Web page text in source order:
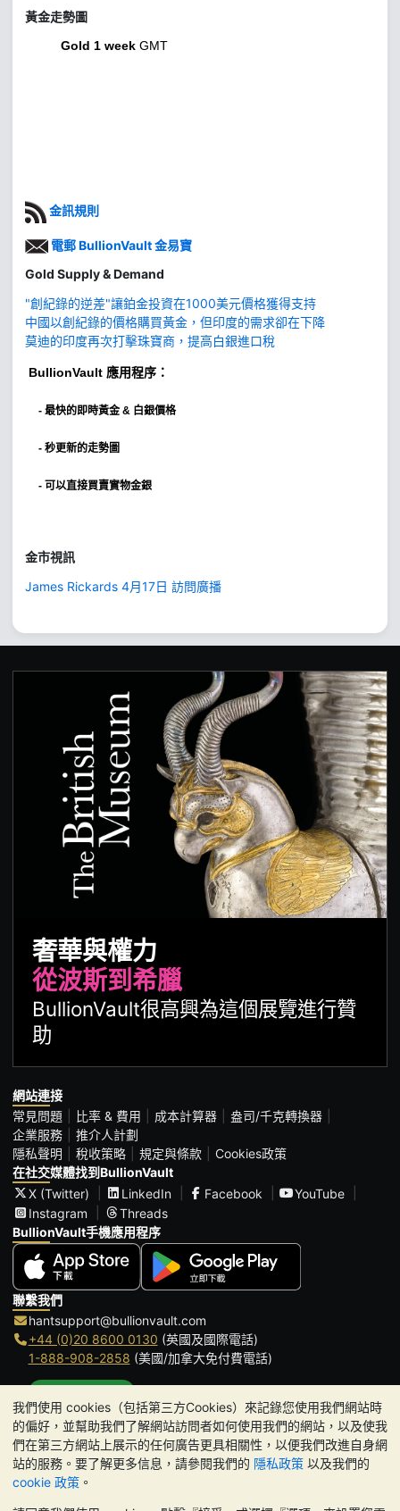
我們使用 cookies（包括第三方Cookies）來記錄您使用我們網站時
的偏好，並幫助我們了解網站訪問者如何使用我們的網站，以及使我
們在第三方網站上展示的任何廣告更具相關性，以便我們改進自身網
站的服務。要了解更多信息，請參閱我們的 隱私政策 以及我們的
cookie 政策 。
黃金走勢圖
Gold 1 week GMT
金訊規則
電郵 BullionVault 金易寶
Gold Supply & Demand
"創紀錄的逆差"讓鉑金投資在1000美元價格獲得支持
中國以創紀錄的價格購買黃金，但印度的需求卻在下降
莫迪的印度再次打擊珠寶商，提高白銀進口稅
BullionVault 應用程序：
- 最快的即時黃金 & 白銀價格
- 秒更新的走勢圖
- 可以直接買賣實物金銀
金市視訊
James Rickards 4月17日 訪問廣播
奢華與權力
從波斯到希臘
BullionVault很高興為這個展覽進行贊
助
網站連接
常見問題
比率 & 費用 成本計算器
盎司/千克轉換器
企業服務
推介人計劃
隱私聲明
稅收策略 規定與條款
Cookies政策
在社交媒體找到BullionVault
X (Twitter)
LinkedIn Facebook
YouTube
Instagram
Threads
BullionVault手機應用程序
聯繫我們
hantsupport@bullionvault.com
+44 (0)20 8600 0130 (英國及國際電話)
1-888-908-2858 (美國/加拿大免付費電話)
辦公時間:
9am to 8:30pm (英國時間), 周一至周五
Galmarley Ltd T/A BullionVault
3 Shortlands (7th Floor)